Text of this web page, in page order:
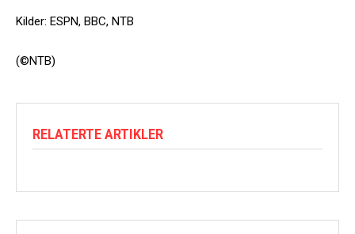
Kilder: ESPN, BBC, NTB
(©NTB)
RELATERTE ARTIKLER